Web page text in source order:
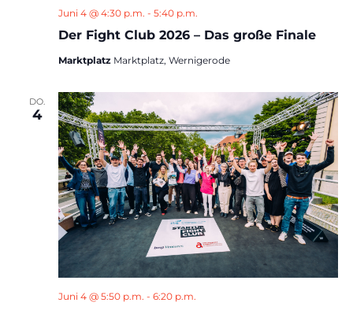
Der Fight Club 2026 – Das große Finale
Juni 4 @ 4:30 p.m. - 5:40 p.m.
Marktplatz Marktplatz, Wernigerode
DO.
4
Juni 4 @ 5:50 p.m. - 6:20 p.m.